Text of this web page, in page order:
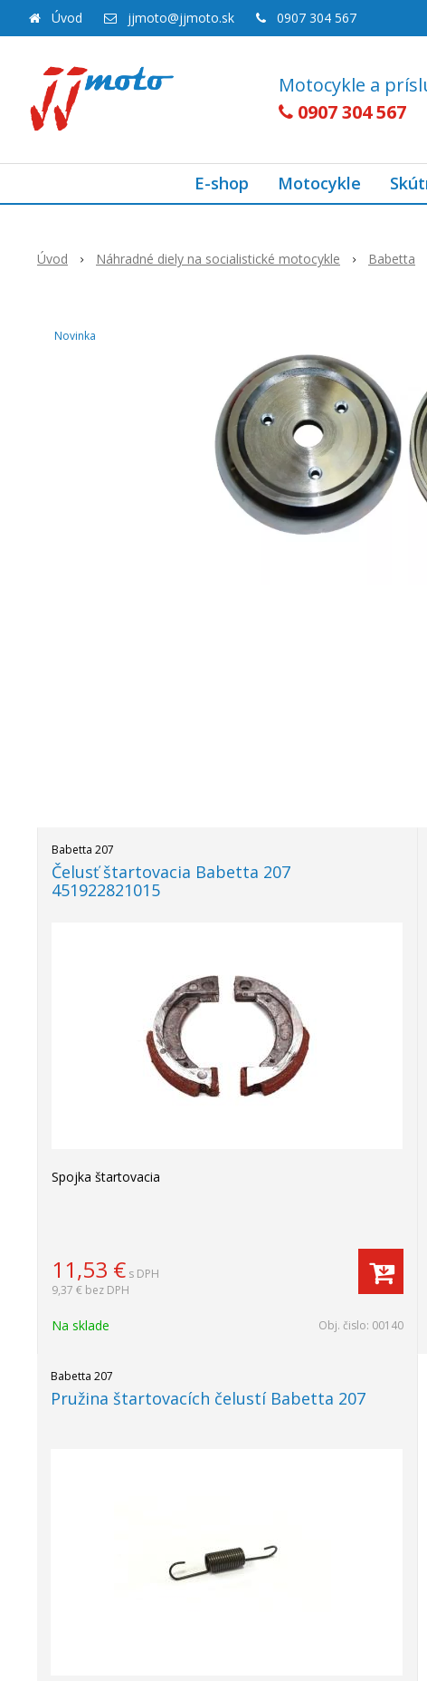
Motocykle a
0907 304 567
Úvod jjmoto@jjmoto.sk 0907 304 567
E-shop Motocykle
Úvod Náhradné diely na socialistické motocykle Babetta
Novinka
Babetta 207
Čelusť štartovacia Babetta 207
451922821015
Spojka štartovacia
11,53 € s DPH
9,37 € bez DPH
Na sklade Obj. čislo: 00140
Babetta 207
Pružina štartovacích čelustí Babetta 207